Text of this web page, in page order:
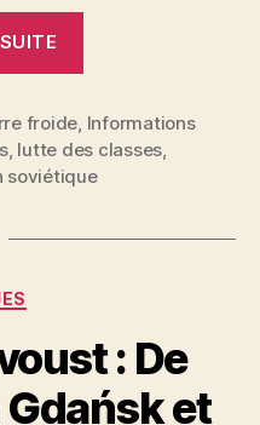
grève
sauvage
générale »
froide Informations
, lutte des classes
soviétique
: De
et
a